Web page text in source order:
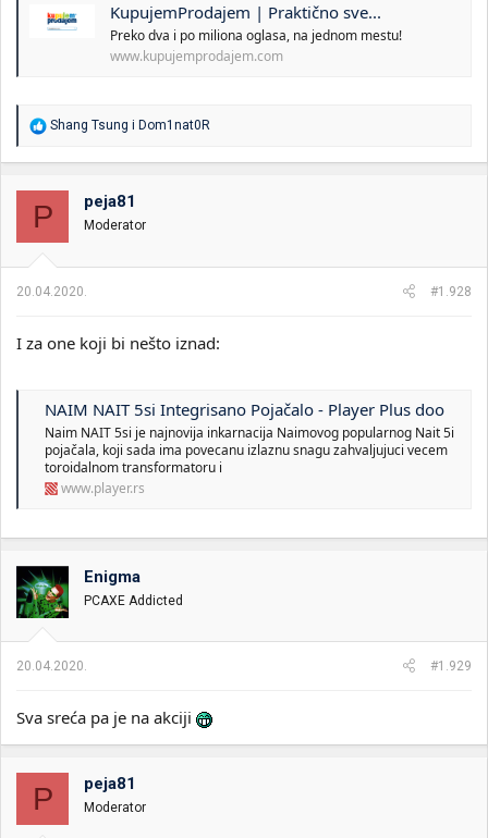
KupujemProdajem | Praktično sve...
Preko dva i po miliona oglasa, na jednom mestu!
www.kupujemprodajem.com
R
a
o
v
n
:
Shang Tsung i Dom1nat0R
P peja81
Moderator
20.04.2020. #1.928
I za one koji bi nešto iznad:
NAIM NAIT 5si Integrisano Pojačalo - Player Plus doo
Naim NAIT 5si je najnovija inkarnacija Naimovog popularnog Nait 5i
pojačala, koji sada ima povecanu izlaznu snagu zahvaljujuci vecem
toroidalnom transformatoru i
www.player.rs
Enigma
PCAXE Addicted
20.04.2020. #1.929
Sva sreća pa je na akciji
P peja81
Moderator